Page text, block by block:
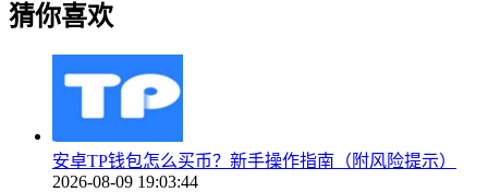
猜你喜欢
安卓TP钱包怎么买币？新手操作指南（附风险提示）
2026-08-09 19:03:44